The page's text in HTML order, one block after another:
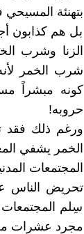
بتهنئة
بل هم كذابون
الزنا وشرب
شرب الخمر
كونه مبشراً
حروبه!
ورغم ذلك فقد
الخمر يشفي
المجتمعات
تحريض الناس
سِلم المجتمعات
مجرد عشرات